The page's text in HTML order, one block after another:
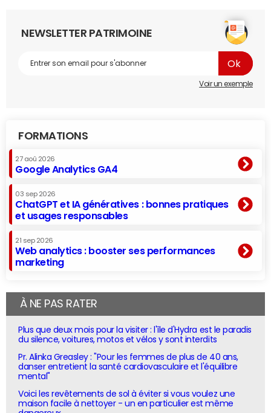
NEWSLETTER PATRIMOINE
Voir un exemple
FORMATIONS
27 aoû 2026
Google Analytics GA4
03 sep 2026
ChatGPT et IA génératives : bonnes pratiques
et usages responsables
21 sep 2026
Web analytics : booster ses performances
marketing
À NE PAS RATER
Plus que deux mois pour la visiter : l'île d'Hydra est le paradis
du silence, voitures, motos et vélos y sont interdits
Pr. Alinka Greasley : "Pour les femmes de plus de 40 ans,
danser entretient la santé cardiovasculaire et l'équilibre
mental"
Voici les revêtements de sol à éviter si vous voulez une
maison facile à nettoyer - un en particulier est même